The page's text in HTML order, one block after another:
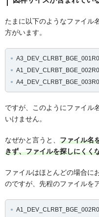
たまに以下のようなファイル
方がいます。
A3_DEV_CLRBT_BGE_001R0
A1_DEV_CLRBT_BGE_002R0
A4_DEV_CLRBT_BGE_003R0
ですが、このようにファイル
いけません。
なぜかと言うと、 ファイル名
きず、ファイルを探しにくく
ファイルはほとんどの場合に
のですが、先程のファイルを
A1_DEV_CLRBT_BGE_002R0